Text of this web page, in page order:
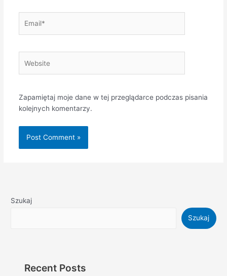
Zapamiętaj moje dane w tej przeglądarce podczas pisania
kolejnych komentarzy.
Szukaj
Szukaj
Recent Posts